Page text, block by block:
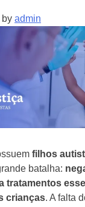
by admin
filhos
batalha:
tratamentos
crianças. A falta